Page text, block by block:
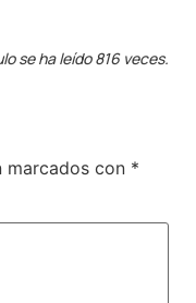
se ha leído 816 veces.
marcados con *